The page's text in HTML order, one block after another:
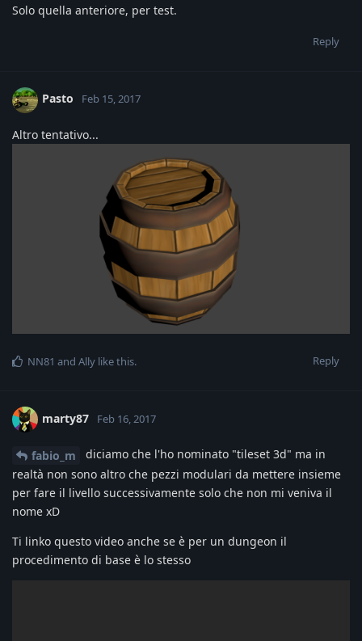
Solo quella anteriore, per test.
Reply
Pasto Feb 15, 2017
Altro tentativo...
Reply
NN81 and Ally like this.
marty87 Feb 16, 2017
fabio_m
diciamo che l'ho nominato "tileset 3d" ma in
realtà non sono altro che pezzi modulari da mettere insieme
per fare il livello successivamente solo che non mi veniva il
nome xD
Ti linko questo video anche se è per un dungeon il
procedimento di base è lo stesso